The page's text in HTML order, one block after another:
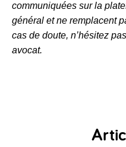
communiquées sur la
général et ne remplacent
cas de doute, n’hésitez
avocat.